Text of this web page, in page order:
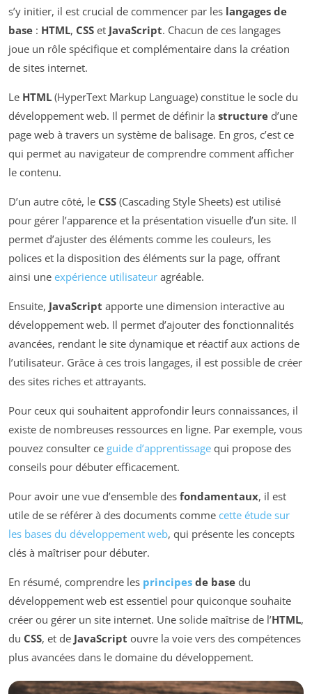
s’y initier, il est crucial de commencer par les langages de
base : HTML, CSS et JavaScript. Chacun de ces langages
joue un rôle spécifique et complémentaire dans la création
de sites internet.
Le HTML (HyperText Markup Language) constitue le socle du
développement web. Il permet de définir la structure d’une
page web à travers un système de balisage. En gros, c’est ce
qui permet au navigateur de comprendre comment afficher
le contenu.
D’un autre côté, le CSS (Cascading Style Sheets) est utilisé
pour gérer l’apparence et la présentation visuelle d’un site. Il
permet d’ajuster des éléments comme les couleurs, les
polices et la disposition des éléments sur la page, offrant
ainsi une expérience utilisateur agréable.
Ensuite, JavaScript apporte une dimension interactive au
développement web. Il permet d’ajouter des fonctionnalités
avancées, rendant le site dynamique et réactif aux actions de
l’utilisateur. Grâce à ces trois langages, il est possible de créer
des sites riches et attrayants.
Pour ceux qui souhaitent approfondir leurs connaissances, il
existe de nombreuses ressources en ligne. Par exemple, vous
pouvez consulter ce guide d’apprentissage qui propose des
conseils pour débuter efficacement.
Pour avoir une vue d’ensemble des fondamentaux, il est
utile de se référer à des documents comme cette étude sur
les bases du développement web, qui présente les concepts
clés à maîtriser pour débuter.
En résumé, comprendre les principes de base du
développement web est essentiel pour quiconque souhaite
créer ou gérer un site internet. Une solide maîtrise de l’HTML,
du CSS, et de JavaScript ouvre la voie vers des compétences
plus avancées dans le domaine du développement.